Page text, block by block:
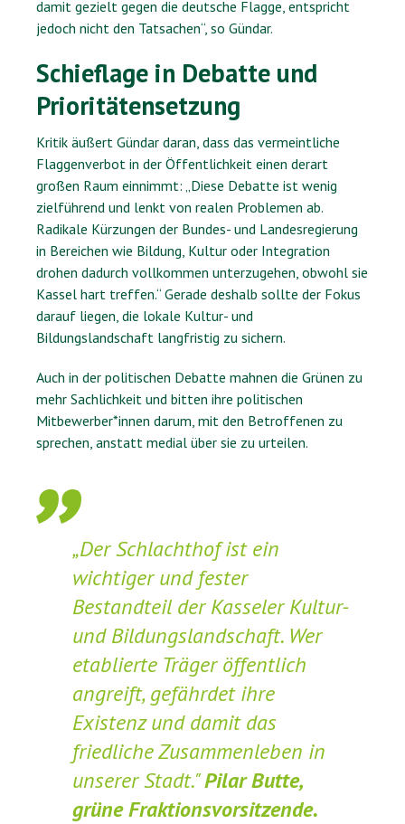
damit gezielt gegen die deutsche Flagge, entspricht
jedoch nicht den Tatsachen“, so Gündar.
Schieflage in Debatte und
Prioritätensetzung
Kritik äußert Gündar daran, dass das vermeintliche
Flaggenverbot in der Öffentlichkeit einen derart
großen Raum einnimmt: „Diese Debatte ist wenig
zielführend und lenkt von realen Problemen ab.
Radikale Kürzungen der Bundes- und Landesregierung
in Bereichen wie Bildung, Kultur oder Integration
drohen dadurch vollkommen unterzugehen, obwohl sie
Kassel hart treffen.“ Gerade deshalb sollte der Fokus
darauf liegen, die lokale Kultur- und
Bildungslandschaft langfristig zu sichern.
Auch in der politischen Debatte mahnen die Grünen zu
mehr Sachlichkeit und bitten ihre politischen
Mitbewerber*innen darum, mit den Betroffenen zu
sprechen, anstatt medial über sie zu urteilen.
„Der Schlachthof ist ein
wichtiger und fester
Bestandteil der Kasseler Kultur-
und Bildungslandschaft. Wer
etablierte Träger öffentlich
angreift, gefährdet ihre
Existenz und damit das
friedliche Zusammenleben in
unserer Stadt."Pilar Butte,
grüne Fraktionsvorsitzende.